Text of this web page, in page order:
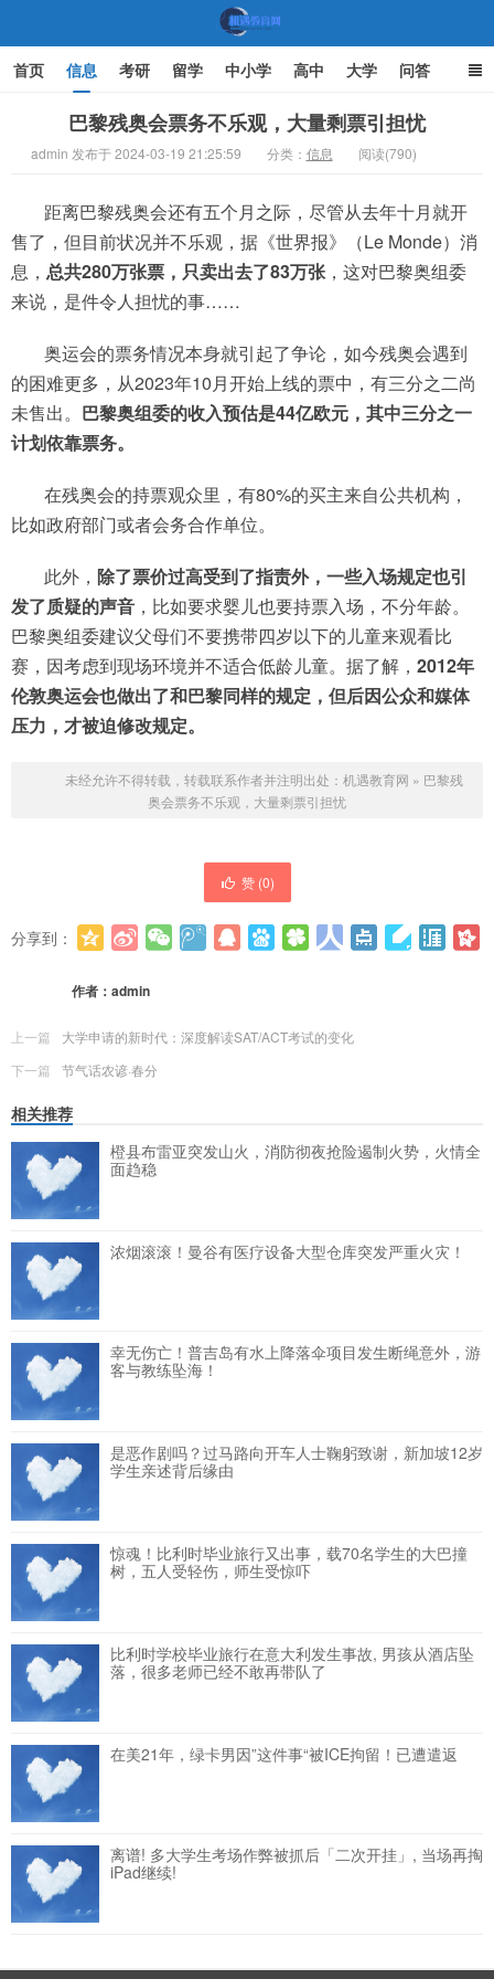
首页 信息 考研 留学 中小学 高中 大学 问答
家庭教育
巴黎残奥会票务不乐观，大量剩票引担忧
admin 发布于 2024-03-19 21:25:59 分类： 信息 阅读(790)
距离巴黎残奥会还有五个月之际，尽管从去年十月就开
售了，但目前状况并不乐观，据《世界报》（Le Monde）消
息， 总共280万张票，只卖出去了83万张，这对巴黎奥组委
来说，是件令人担忧的事……
奥运会的票务情况本身就引起了争论，如今残奥会遇到
的困难更多，从2023年10月开始上线的票中，有三分之二尚
未售出。 巴黎奥组委的收入预估是44亿欧元，其中三分之一
计划依靠票务。
在残奥会的持票观众里，有80%的买主来自公共机构，
比如政府部门或者会务合作单位。
此外， 除了票价过高受到了指责外，一些入场规定也引
发了质疑的声音 ，比如要求婴儿也要持票入场，不分年龄。
巴黎奥组委建议父母们不要携带四岁以下的儿童来观看比
赛，因考虑到现场环境并不适合低龄儿童。据了解， 2012年
伦敦奥运会也做出了和巴黎同样的规定，但后因公众和媒体
压力，才被迫修改规定。
未经允许不得转载，转载联系作者并注明出处： 机遇教育网 » 巴黎残
奥会票务不乐观，大量剩票引担忧
赞 (0)
分享到：
作者： admin
上一篇
大学申请的新时代：深度解读SAT/ACT考试的变化
下一篇
节气话农谚·春分
相关推荐
橙县布雷亚突发山火，消防彻夜抢险遏制火势，火情全
面趋稳
浓烟滚滚！曼谷有医疗设备大型仓库突发严重火灾！
幸无伤亡！普吉岛有水上降落伞项目发生断绳意外，游
客与教练坠海！
是恶作剧吗？过马路向开车人士鞠躬致谢，新加坡12岁
学生亲述背后缘由
惊魂！比利时毕业旅行又出事，载70名学生的大巴撞
树，五人受轻伤，师生受惊吓
比利时学校毕业旅行在意大利发生事故, 男孩从酒店坠
落，很多老师已经不敢再带队了
在美21年，绿卡男因”这件事“被ICE拘留！已遭遣返
离谱! 多大学生考场作弊被抓后「二次开挂」, 当场再掏
iPad继续!